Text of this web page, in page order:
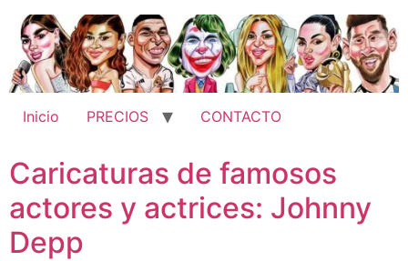
contenido
Inicio PRECIOS CONTACTO
Caricaturas de famosos
actores y actrices: Johnny
Depp